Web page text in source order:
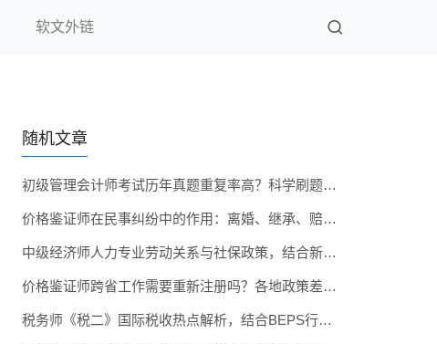
软文外链
随机文章
初级管理会计师考试历年真题重复率高？科学刷题顺序建议
价格鉴证师在民事纠纷中的作用：离婚、继承、赔偿案估价
中级经济师人力专业劳动关系与社保政策，结合新政深度解析
价格鉴证师跨省工作需要重新注册吗？各地政策差异大起底
税务师《税二》国际税收热点解析，结合BEPS行动计划讲解